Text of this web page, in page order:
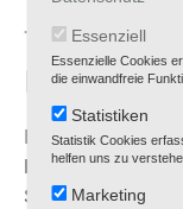
Essenziell
Essenzielle Cookies
die einwandfreie
Statistiken
Statistik Cookies
helfen uns zu
Marketing
TOYOTA
Ihre Toyota
Händen – wir
Service für